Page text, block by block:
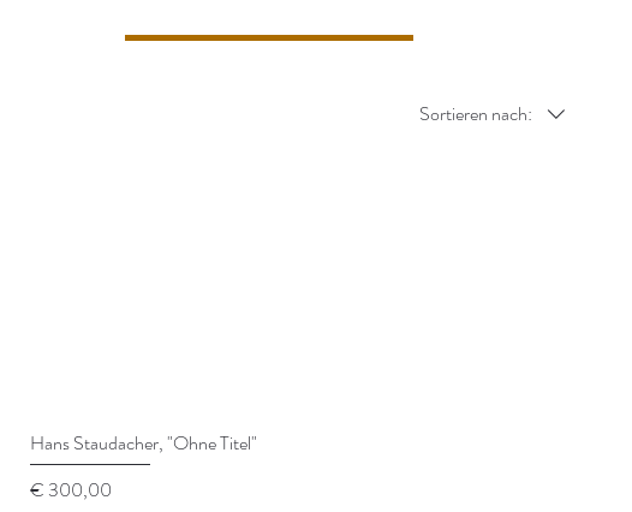
Sortieren nach:
Hans Staudacher, "Ohne Titel"
Preis
€ 300,00